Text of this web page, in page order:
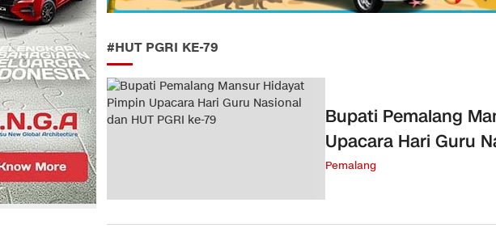
#HUT PGRI KE-79
Bupati Pemalang
Upacara Hari Guru
Pemalang